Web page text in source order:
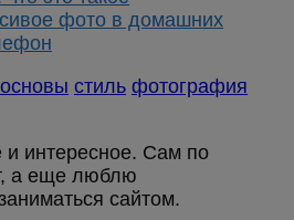
фото в домашних
основы стиль фотография
интересное. Сам по
а еще люблю
сайтом.